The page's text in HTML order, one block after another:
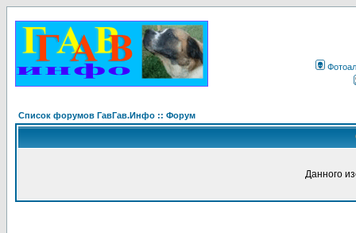
Список форумов ГавГав.Инфо :: Форум
Данного